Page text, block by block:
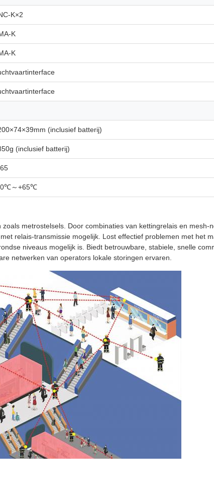
K×2
K
K
(inclusief batterij)
(inclusief batterij)
～+65℃
metrostelsels. Door combinaties van kettingrelais en
relais-transmissie mogelijk. Lost effectief problemen met het
niveaus mogelijk is. Biedt betrouwbare, stabiele, snelle
netwerken van operators lokale storingen ervaren.